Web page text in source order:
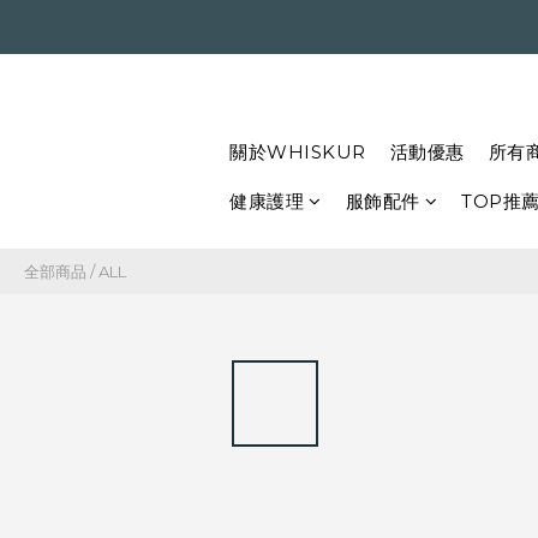
關於WHISKUR 活動優惠 所有
健康護理 服飾配件 TOP推
全部商品 /ALL